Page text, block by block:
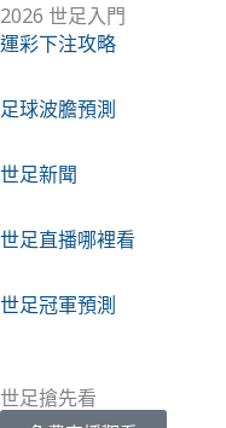
2026 世足入門
運彩下注攻略
足球波膽預測
世足新聞
世足直播哪裡看
世足冠軍預測
世足搶先看